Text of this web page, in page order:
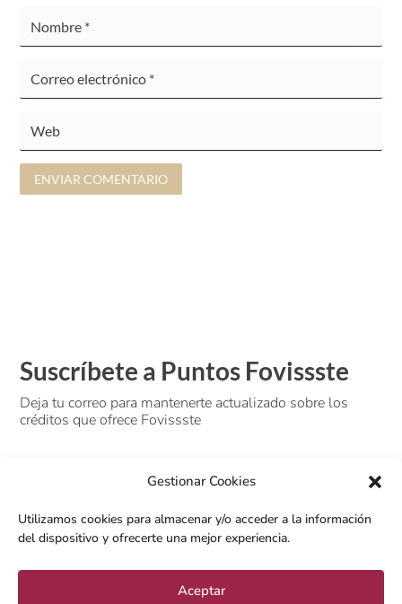
Gestionar Cookies
Utilizamos cookies para almacenar y/o acceder a la información
del dispositivo y ofrecerte una mejor experiencia.
Aceptar
ENVIAR COMENTARIO
Suscríbete a Puntos Fovissste
Deja tu correo para mantenerte actualizado sobre los
créditos que ofrece Fovissste
SUSCRIBIRSE